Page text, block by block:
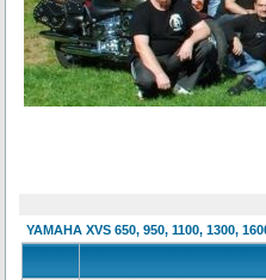
YAMAHA XVS 650, 950, 1100, 1300,